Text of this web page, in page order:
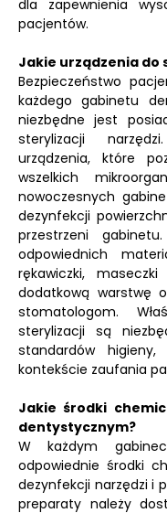
dla zapewnienia
pacjentów.
Jakie urządzenia do
Bezpieczeństwo
każdego gabinetu
niezbędne jest
sterylizacji
urządzenia, które
wszelkich
nowoczesnych
dezynfekcji
przestrzeni
odpowiednich
rękawiczki,
dodatkową warstwę
stomatologom.
sterylizacji są
standardów
kontekście zaufania
Jakie środki
dentystycznym?
W każdym
odpowiednie środki
dezynfekcji narzędzi i
preparaty należy